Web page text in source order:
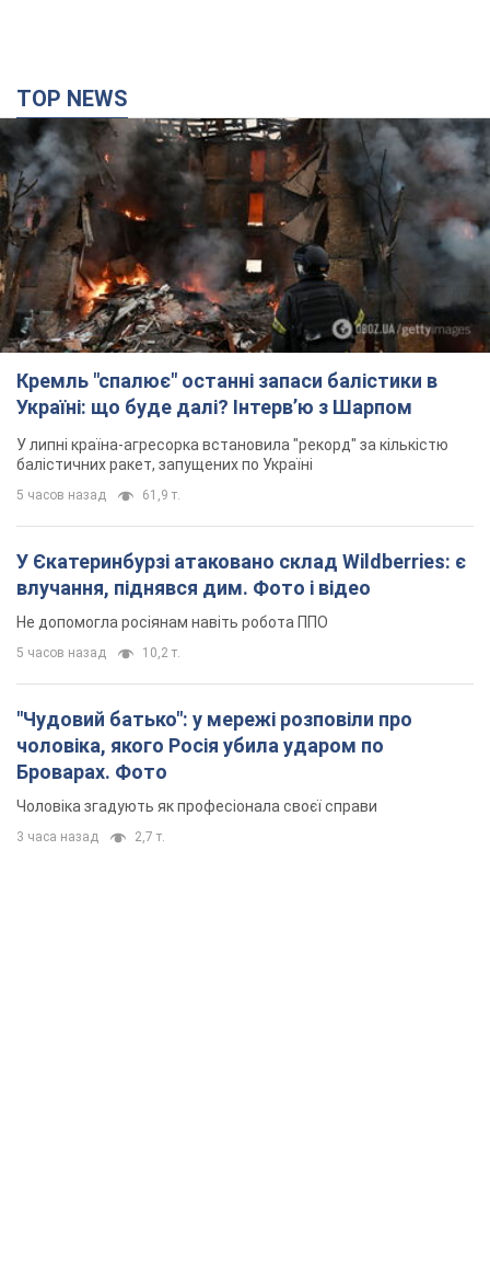
TOP NEWS
Кремль "спалює" останні запаси балістики в
Україні: що буде далі? Інтерв’ю з Шарпом
У липні країна-агресорка встановила "рекорд" за кількістю
балістичних ракет, запущених по Україні
5 часов назад 61,9 т.
У Єкатеринбурзі атаковано склад Wildberries: є
влучання, піднявся дим. Фото і відео
Не допомогла росіянам навіть робота ППО
5 часов назад 10,2 т.
"Чудовий батько": у мережі розповіли про
чоловіка, якого Росія убила ударом по
Броварах. Фото
Чоловіка згадують як професіонала своєї справи
3 часа назад 2,7 т.